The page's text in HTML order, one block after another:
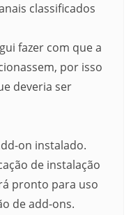
classificados
fazer com que a
por isso
deveria ser
on instalado.
de instalação
pronto para uso
de add-ons.